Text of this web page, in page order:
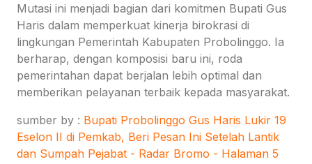
Mutasi ini menjadi bagian dari komitmen Bupati Gus
Haris dalam memperkuat kinerja birokrasi di
lingkungan Pemerintah Kabupaten Probolinggo. Ia
berharap, dengan komposisi baru ini, roda
pemerintahan dapat berjalan lebih optimal dan
memberikan pelayanan terbaik kepada masyarakat.
sumber by : Bupati Probolinggo Gus Haris Lukir 19
Eselon II di Pemkab, Beri Pesan Ini Setelah Lantik
dan Sumpah Pejabat - Radar Bromo - Halaman 5